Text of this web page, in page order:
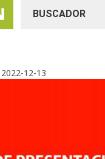
2022-12-13